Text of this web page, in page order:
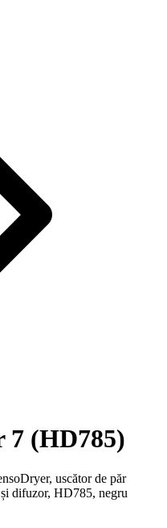
(HD785)
uscător de păr
difuzor, HD785, negru